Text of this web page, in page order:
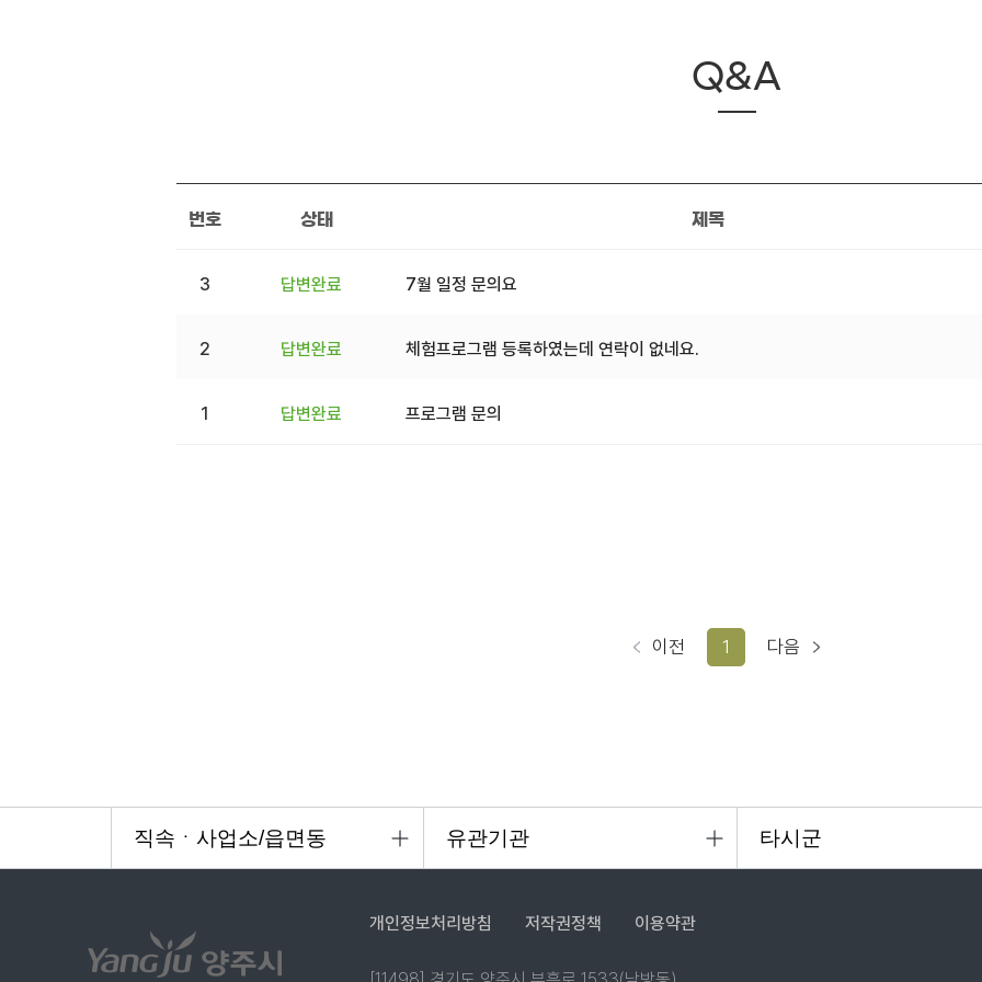
Q&A
번호 상태 제목
3 답변완료 7월 일정 문의요
2 답변완료 체험프로그램 등록하였는데 연락이 없네요.
1 답변완료 프로그램 문의
이전 1 다음
개인정보처리방침 저작권정책 이용약관